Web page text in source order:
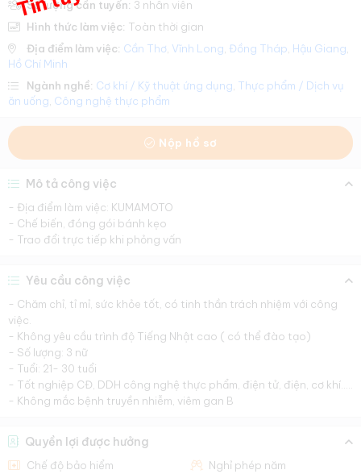
Số lượng cần tuyển: 3 nhân viên
Hình thức làm việc: Toàn thời gian
Địa điểm làm việc: Cần Thơ Vĩnh Long Đồng Tháp Hậu Giang
Hồ Chí Minh
Ngành nghề: Cơ khí / Kỹ thuật ứng dụng Thực phẩm / Dịch vụ
ăn uống Công nghệ thực phẩm
Nộp hồ sơ
Mô tả công việc
- Địa điểm làm việc: KUMAMOTO
- Chế biến, đóng gói bánh kẹo
- Trao đổi trực tiếp khi phỏng vấn
Yêu cầu công việc
- Chăm chỉ, tỉ mỉ, sức khỏe tốt, có tinh thần trách nhiệm với công
việc.
- Không yêu cầu trình độ Tiếng Nhật cao ( có thể đào tạo)
- Số lượng: 3 nữ
- Tuổi: 21- 30 tuổi
- Tốt nghiệp CĐ, DDH công nghệ thực phẩm, điện tử, điện, cơ khí.....
- Không mắc bệnh truyền nhiễm, viêm gan B
Quyền lợi được hưởng
Chế độ bảo hiểm
Nghỉ phép năm